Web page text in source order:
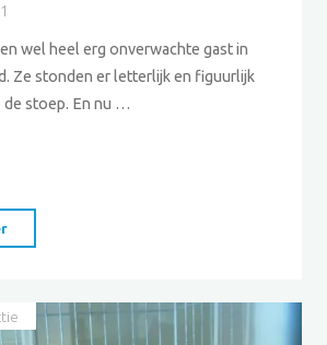
wel heel erg onverwachte gast in
Ze stonden er letterlijk en figuurlijk
de stoep. En nu …